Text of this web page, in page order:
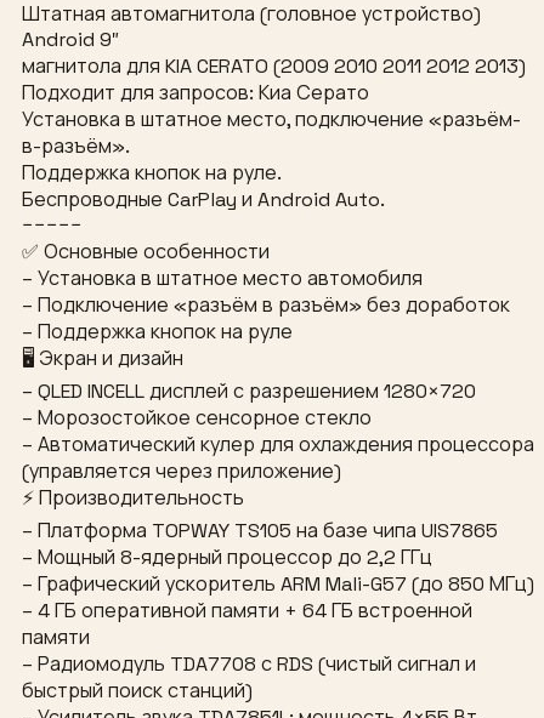
Штатная автомагнитола (головное устройство)
Android 9″
магнитола для KIA CERATO (2009 2010 2011 2012 2013)
Подходит для запросов: Киа Серато
Установка в штатное место, подключение «разъём-
в-разъём».
Поддержка кнопок на руле.
Беспроводные CarPlay и Android Auto.
−−−−−
✅ Основные особенности
– Установка в штатное место автомобиля
– Подключение «разъём в разъём» без доработок
– Поддержка кнопок на руле
🖥 Экран и дизайн
– QLED INCELL дисплей с разрешением 1280×720
– Морозостойкое сенсорное стекло
– Автоматический кулер для охлаждения процессора
(управляется через приложение)
⚡ Производительность
– Платформа TOPWAY TS105 на базе чипа UIS7865
– Мощный 8-ядерный процессор до 2,2 ГГц
– Графический ускоритель ARM Mali-G57 (до 850 МГц)
– 4 ГБ оперативной памяти + 64 ГБ встроенной
памяти
– Радиомодуль TDA7708 с RDS (чистый сигнал и
быстрый поиск станций)